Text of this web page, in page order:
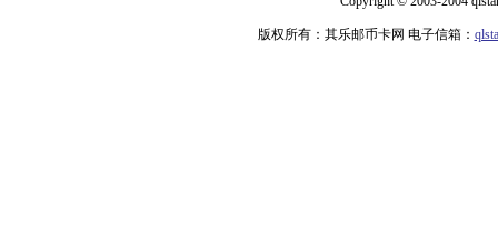
版权所有：其乐邮币卡网 电子信箱：